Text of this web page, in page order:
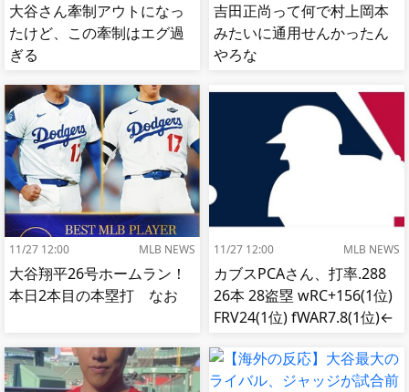
大谷さん牽制アウトになっ
たけど、この牽制はエグ過
ぎる
吉田正尚って何で村上岡本
みたいに通用せんかったん
やろな
11/27 12:00 MLB NEWS
大谷翔平26号ホームラン！
本日2本目の本塁打 なお
11/27 12:00 MLB NEWS
カブスPCAさん、打率.288
26本 28盗塁 wRC+156(1位)
FRV24(1位) fWAR7.8(1位)←